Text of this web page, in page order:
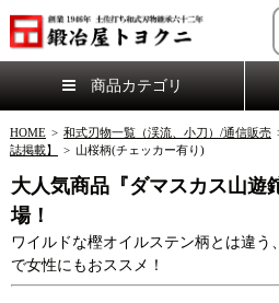
商品カテゴリ
HOME > 和式刃物一覧（渓流、小刀）/通信販売
誌掲載】
> 山桜柄(チェッカー有り)
大人気商品『ダマスカス山遊
場！
ワイルドな樫オイルステン柄とは違う
で女性にもおススメ！